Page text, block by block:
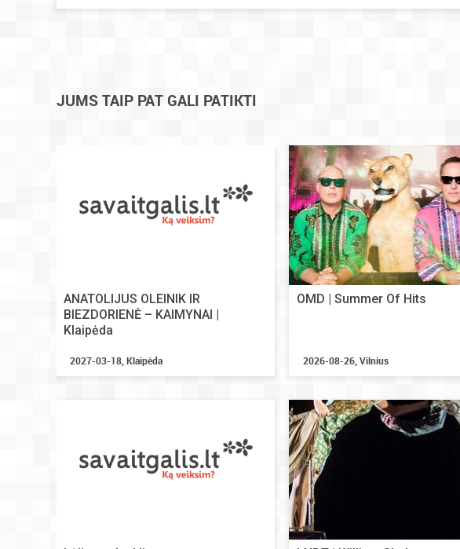
JUMS TAIP PAT GALI PATIKTI
ANATOLIJUS OLEINIK IR
BIEZDORIENĖ – KAIMYNAI |
Klaipėda
2027-03-18, Klaipėda
OMD | Summer Of Hits
2026-08-26, Vilnius